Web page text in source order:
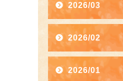
2026/03
2026/02
2026/01